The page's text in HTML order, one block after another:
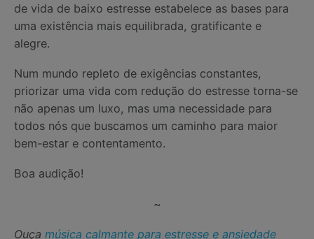
de vida de baixo estresse estabelece as bases para
uma existência mais equilibrada, gratificante e
alegre.
Num mundo repleto de exigências constantes,
priorizar uma vida com redução do estresse torna-se
não apenas um luxo, mas uma necessidade para
todos nós que buscamos um caminho para maior
bem-estar e contentamento.
Boa audição!
~
Ouça música calmante para estresse e ansiedade